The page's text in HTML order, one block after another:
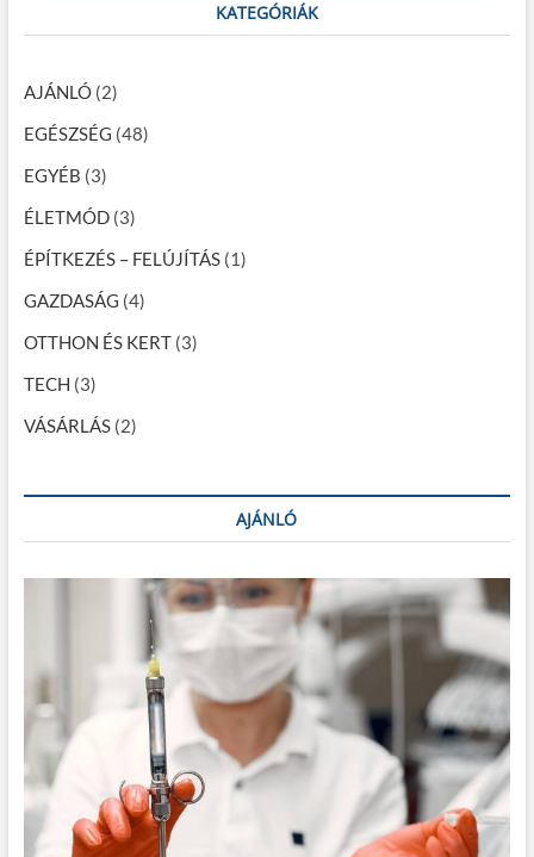
v
i
g
á
c
i
ó
h
KATEGÓRIÁK
AJÁNLÓ(2)
EGÉSZSÉG (48)
EGYÉB (3)
ÉLETMÓD(3)
ÉPÍTKEZÉS – FELÚJÍTÁS(1)
GAZDASÁG (4)
OTTHON ÉS KERT(3)
TECH (3)
VÁSÁRLÁS(2)
AJÁNLÓ